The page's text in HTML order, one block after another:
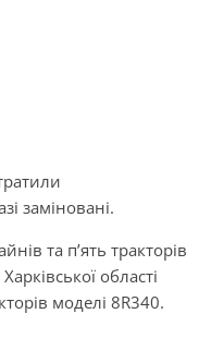
заміновані.
та п’ять тракторів
області
моделі 8R340.